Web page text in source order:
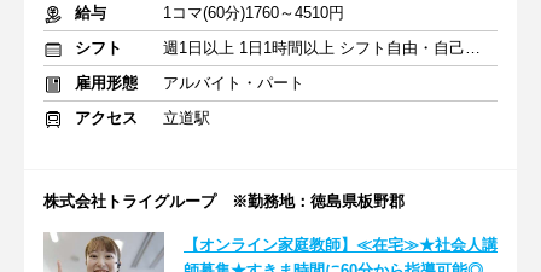
給与
1コマ(60分)1760～4510円
シフト
週1日以上 1日1時間以上 シフト自由・自己申告
雇用形態
アルバイト・パート
アクセス
立道駅
株式会社トライグループ ※勤務地：徳島県板野郡
【オンライン家庭教師】≪在宅≫★社会人講